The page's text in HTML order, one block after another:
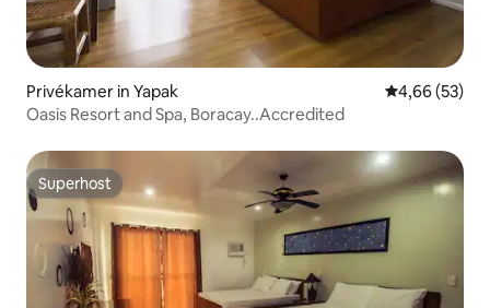
Privékamer in Yapak Gemiddelde
4,66 (53)
Oasis Resort and Spa, Boracay..Accredited
Superhost
Superhost